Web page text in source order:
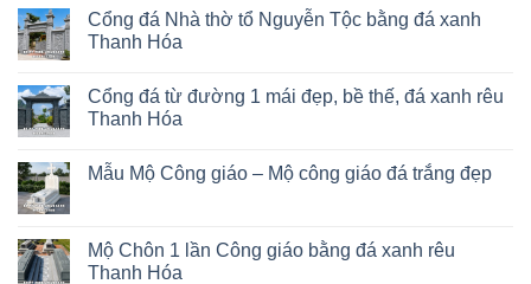
Cổng đá Nhà thờ tổ Nguyễn Tộc bằng đá xanh
Thanh Hóa
Cổng đá từ đường 1 mái đẹp, bề thế, đá xanh rêu
Thanh Hóa
Mẫu Mộ Công giáo – Mộ công giáo đá trắng đẹp
Mộ Chôn 1 lần Công giáo bằng đá xanh rêu
Thanh Hóa